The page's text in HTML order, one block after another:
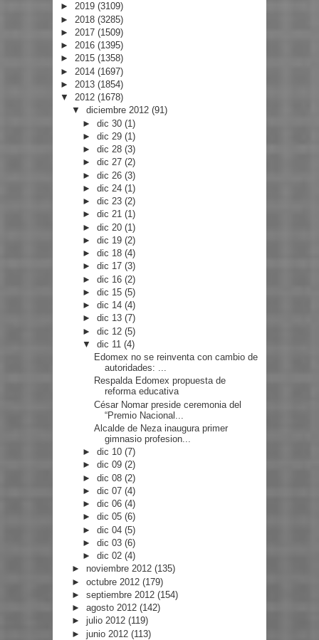
► 2019 (3109)
► 2018 (3285)
► 2017 (1509)
► 2016 (1395)
► 2015 (1358)
► 2014 (1697)
► 2013 (1854)
▼ 2012 (1678)
▼ diciembre 2012 (91)
►dic 30(1)
►dic 29(1)
►dic 28(3)
►dic 27(2)
►dic 26(3)
►dic 24(1)
►dic 23(2)
►dic 21(1)
►dic 20(1)
►dic 19(2)
►dic 18(4)
►dic 17(3)
►dic 16(2)
►dic 15(5)
►dic 14(4)
►dic 13(7)
►dic 12(5)
▼dic 11(4)
Edomex no se reinventa con cambio de
autoridades: ...
Respalda Edomex propuesta de
reforma educativa
César Nomar preside ceremonia del
“Premio Nacional...
Alcalde de Neza inaugura primer
gimnasio profesion...
►dic 10(7)
►dic 09(2)
►dic 08(2)
►dic 07(4)
►dic 06(4)
►dic 05(6)
►dic 04(5)
►dic 03(6)
►dic 02(4)
► noviembre 2012 (135)
► octubre 2012 (179)
► septiembre 2012 (154)
► agosto 2012 (142)
► julio 2012 (119)
► junio 2012 (113)